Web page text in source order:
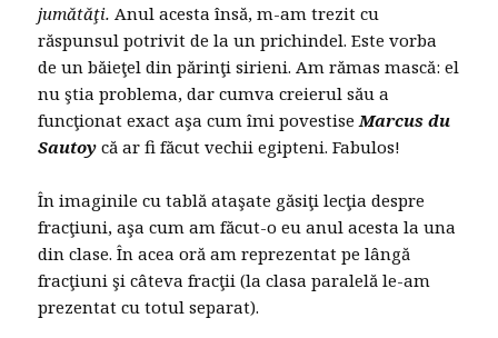
jumătăţi. Anul acesta însă, m-am trezit cu
răspunsul potrivit de la un prichindel. Este vorba
de un băieţel din părinţi sirieni. Am rămas mască: el
nu ştia problema, dar cumva creierul său a
funcţionat exact aşa cum îmi povestiseMarcus du
Sautoy că ar fi făcut vechii egipteni. Fabulos!
În imaginile cu tablă ataşate găsiţi lecţia despre
fracţiuni, aşa cum am făcut-o eu anul acesta la una
din clase. În acea oră am reprezentat pe lângă
fracţiuni şi câteva fracţii (la clasa paralelă le-am
prezentat cu totul separat).